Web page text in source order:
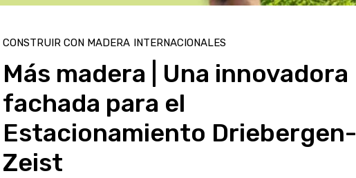
CONSTRUIR CON MADERA INTERNACIONALES
Más madera | Una innovadora
fachada para el
Estacionamiento Driebergen-
Zeist